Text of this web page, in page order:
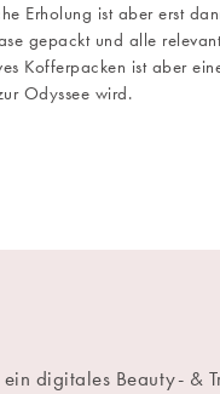
Erholung ist aber erst
gepackt und alle
Kofferpacken ist aber
Odyssee wird.
ein digitales Beauty- &